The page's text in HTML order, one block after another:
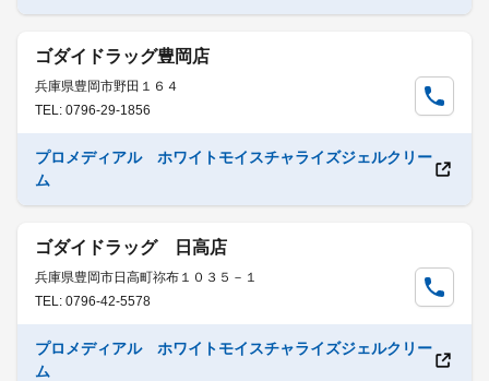
ゴダイドラッグ豊岡店
兵庫県豊岡市野田１６４
TEL: 0796-29-1856
プロメディアル ホワイトモイスチャライズジェルクリー
ム
ゴダイドラッグ 日高店
兵庫県豊岡市日高町祢布１０３５－１
TEL: 0796-42-5578
プロメディアル ホワイトモイスチャライズジェルクリー
ム